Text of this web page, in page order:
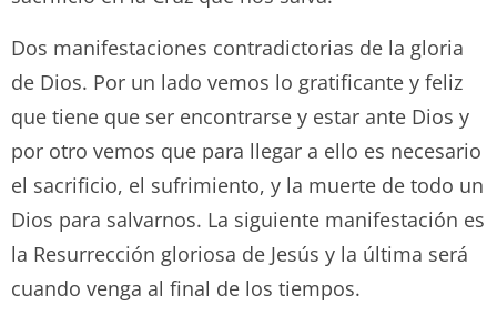
Dos manifestaciones contradictorias de la gloria
de Dios. Por un lado vemos lo gratificante y feliz
que tiene que ser encontrarse y estar ante Dios y
por otro vemos que para llegar a ello es necesario
el sacrificio, el sufrimiento, y la muerte de todo un
Dios para salvarnos. La siguiente manifestación es
la Resurrección gloriosa de Jesús y la última será
cuando venga al final de los tiempos.